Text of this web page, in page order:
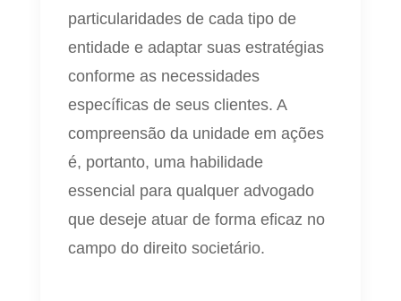
particularidades de cada tipo de
entidade e adaptar suas estratégias
conforme as necessidades
específicas de seus clientes. A
compreensão da unidade em ações
é, portanto, uma habilidade
essencial para qualquer advogado
que deseje atuar de forma eficaz no
campo do direito societário.